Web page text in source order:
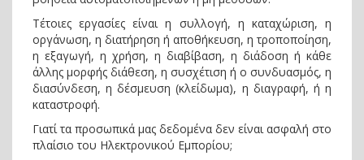
Τέτοιες εργασίες είναι η συλλογή, η καταχώριση, η
οργάνωση, η διατήρηση ή αποθήκευση, η τροποποίηση,
η εξαγωγή, η χρήση, η διαβίβαση, η διάδοση ή κάθε
άλλης μορφής διάθεση, η συσχέτιση ή ο συνδυασμός, η
διασύνδεση, η δέσμευση (κλείδωμα), η διαγραφή, ή η
καταστροφή.
Γιατί τα προσωπικά μας δεδομένα δεν είναι ασφαλή στο
πλαίσιο του Ηλεκτρονικού Εμπορίου;